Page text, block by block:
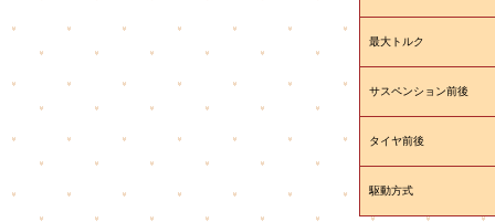
最大トルク
サスペンション前後
タイヤ前後
駆動方式